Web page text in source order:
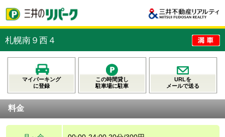
札幌南９西４
マイパーキング
に登録
この時間貸し
駐車場に駐車
URLを
メールで送る
料金